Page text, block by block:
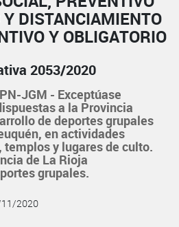
DISTANCIAMIENTO
Y OBLIGATORIO
2053/2020
JGM - Exceptúase
a la Provincia
de deportes grupales
en actividades
y lugares de culto.
de La Rioja
grupales.
11/2020